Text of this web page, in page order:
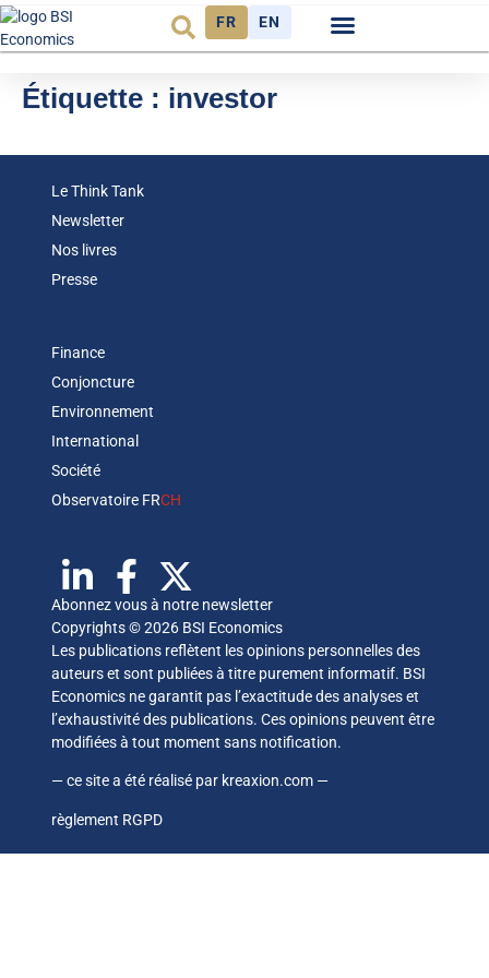
FR EN
Étiquette : investor
Le Think Tank
Newsletter
Nos livres
Presse
Finance
Conjoncture
Environnement
International
Société
Observatoire FRCH
Abonnez vous à notre newsletter
Copyrights © 2026 BSI Economics
Les publications reflètent les opinions personnelles des
auteurs et sont publiées à titre purement informatif. BSI
Economics ne garantit pas l’exactitude des analyses et
l’exhaustivité des publications. Ces opinions peuvent être
modifiées à tout moment sans notification.
— ce site a été réalisé par kreaxion.com —
règlement RGPD